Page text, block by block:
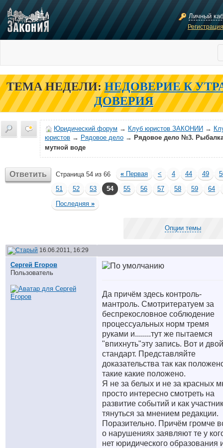
Личный
ТЕМА НЕДЕЛИ: НЕДОВЕРИЕ К
ДОВЕРИЯ
Юридический форум → Клуб юристов ЗАКОНИИ →
юристов → Рядовое дело → Рядовое дело №3.
мутной воде
Ответить Страница 54 из 66 « Первая < 4 44 49
51
52 53 54 55 56 57 58 59
64
Последняя »
Опции темы
16.06.2011, 16:29
Сергей Егоров
Пользователь
Да причём здесь контроль-
мантроль. Смотритератуем за
беспрекословное соблюдение
процессуальных норм тремя
руками и........тут же пытаемся
"впихнуть"эту запись. Вот и
стандарт. Представляйте
доказательства так как
такие какие положено.
Я не за белых и не за красных
просто интересно смотреть на
развитие событий и как
тянуться за мнением редакции.
Поразительно. Причём громче
о нарушениях заявляют те у
нет юридического образования